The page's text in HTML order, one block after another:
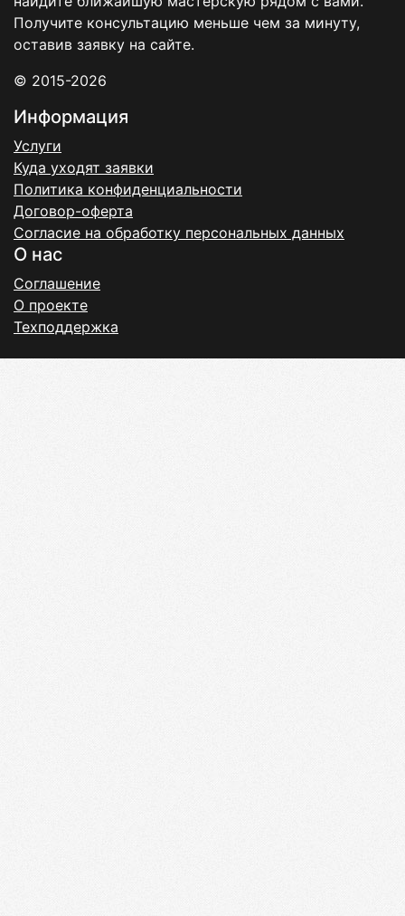
Получите консультацию меньше чем за минуту,
оставив заявку на сайте.
© 2015-2026
Информация
Услуги
Куда уходят заявки
Политика конфиденциальности
Договор-оферта
Согласие на обработку персональных данных
О нас
Соглашение
О проекте
Техподдержка